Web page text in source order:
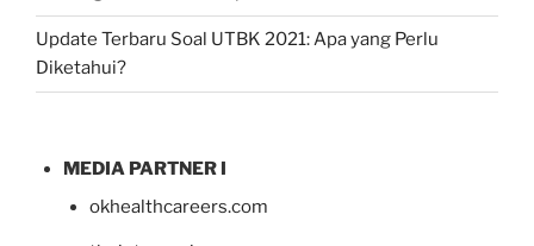
Update Terbaru Soal UTBK 2021: Apa yang Perlu
Diketahui?
MEDIA PARTNER I
okhealthcareers.com